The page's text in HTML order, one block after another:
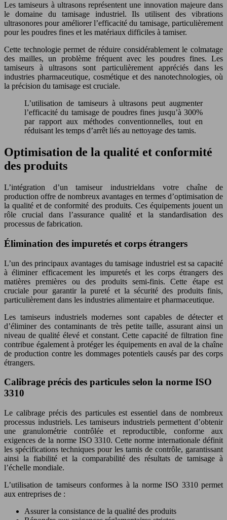
Les tamiseurs à ultrasons représentent une innovation majeure dans
le domaine du tamisage industriel. Ils utilisent des vibrations
ultrasonores pour améliorer l’efficacité du tamisage, particulièrement
pour les poudres fines et les matériaux difficiles à tamiser.
Cette technologie permet de réduire considérablement le colmatage
des mailles, un problème fréquent avec les poudres fines. Les
tamiseurs à ultrasons sont particulièrement appréciés dans les
industries pharmaceutique, cosmétique et des nanotechnologies, où
la précision du tamisage est cruciale.
L’utilisation de tamiseurs à ultrasons peut augmenter
l’efficacité du tamisage de poudres fines jusqu’à 300%
par rapport aux méthodes conventionnelles, tout en
réduisant les temps d’arrêt liés au nettoyage des tamis.
Optimisation de la qualité et conformité
des produits
L’intégration d’un tamiseur industrieldans votre chaîne de
production offre de nombreux avantages en termes d’optimisation de
la qualité et de conformité des produits. Ces équipements jouent un
rôle crucial dans l’assurance qualité et la standardisation des
processus de fabrication.
Élimination des impuretés et corps étrangers
L’un des principaux avantages du tamisage industriel est sa capacité
à éliminer efficacement les impuretés et les corps étrangers des
matières premières ou des produits semi-finis. Cette étape est
cruciale pour garantir la pureté et la sécurité des produits finis,
particulièrement dans les industries alimentaire et pharmaceutique.
Les tamiseurs industriels modernes sont capables de détecter et
d’éliminer des contaminants de très petite taille, assurant ainsi un
niveau de qualité élevé et constant. Cette capacité de filtration fine
contribue également à protéger les équipements en aval de la chaîne
de production contre les dommages potentiels causés par des corps
étrangers.
Calibrage précis des particules selon la norme ISO
3310
Le calibrage précis des particules est essentiel dans de nombreux
processus industriels. Les tamiseurs industriels permettent d’obtenir
une granulométrie contrôlée et reproductible, conforme aux
exigences de la norme ISO 3310. Cette norme internationale définit
les spécifications techniques pour les tamis de contrôle, garantissant
ainsi la fiabilité et la comparabilité des résultats de tamisage à
l’échelle mondiale.
L’utilisation de tamiseurs conformes à la norme ISO 3310 permet
aux entreprises de :
Assurer la consistance de la qualité des produits